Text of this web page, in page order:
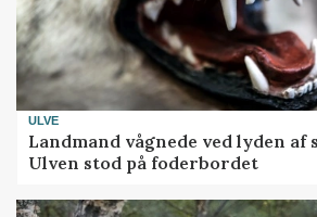
ULVE
Landmand vågnede ved lyden
Ulven stod på foderbordet